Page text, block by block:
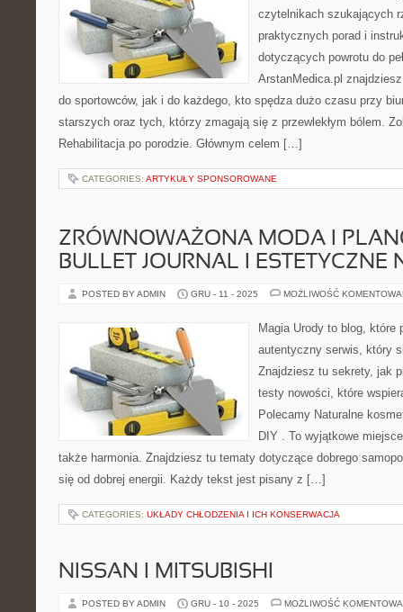
czytelnikach szukających
praktycznych porad i
dotyczących powrotu do
ArstanMedica.pl
do sportowców, jak i do każdego, kto spędza dużo czasu przy
starszych oraz tych, którzy zmagają się z przewlekłym bólem.
Rehabilitacja po porodzie. Głównym celem […]
CATEGORIES: ARTYKUŁY SPONSOROWANE
ZRÓWNOWAŻONA MODA I
BULLET JOURNAL I ESTETYCZNE
POSTED BY ADMIN GRU - 11 - 2025 MOŻLIWOŚĆ
Magia Urody to blog, które
autentyczny serwis, który
Znajdziesz tu sekrety, jak
testy nowości, które
Polecamy Naturalne
DIY . To wyjątkowe
także harmonia. Znajdziesz tu tematy dotyczące dobrego
się od dobrej energii. Każdy tekst jest pisany z […]
CATEGORIES: UKŁADY CHŁODZENIA I ICH KONSERWACJA
NISSAN I MITSUBISHI
POSTED BY ADMIN GRU - 10 - 2025 MOŻLIWOŚĆ